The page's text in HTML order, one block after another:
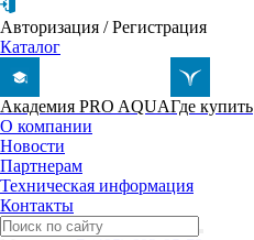
Авторизация /Регистрация
Каталог
Академия PRO AQUAГде купить
О компании
Новости
Партнерам
Техническая информация
Контакты